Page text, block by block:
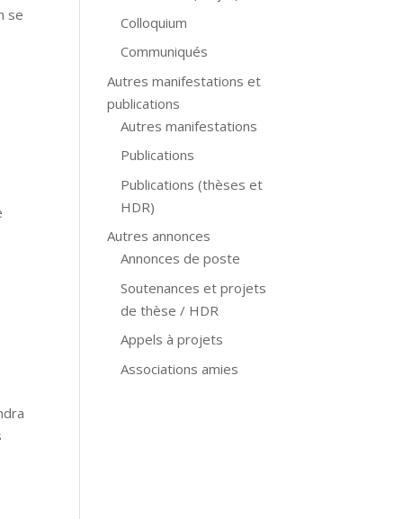
se
Colloquium
Communiqués
Autres manifestations et
publications
Autres manifestations
Publications
Publications (thèses et
HDR)
Autres annonces
Annonces de poste
Soutenances et projets
de thèse / HDR
Appels à projets
Associations amies